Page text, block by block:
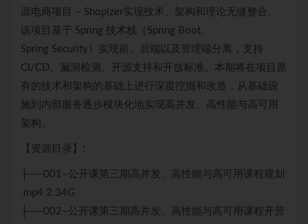
源电商项目 – Shopizer实现技术、架构和理论无缝整合。
该项目基于 Spring 技术栈（ Spring Boot、
Spring Security）实现前、后端以及管理端分离，支持
CI/CD、漏洞检测、开源支持和开放标准。本期将在项目原
有的技术和架构的基础上进行深度挖掘和改造，从基础设
施到内部服务逐步模块化地实现高并发 、 高性能与高可用
架构。
【资源目录】:
├──001–公开课第三期 高并发 、 高性能与高可用课程规划
.mp4 2.34G
├──002–公开课第三期 高并发 、 高性能与高可用课程开营